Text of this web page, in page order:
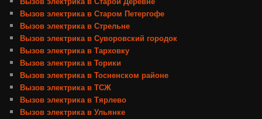
Вызов электрика в Старом Петергофе
Вызов электрика в Стрельне
Вызов электрика в Суворовский городок
Вызов электрика в Тарховку
Вызов электрика в Торики
Вызов электрика в Тосненском районе
Вызов электрика в ТСЖ
Вызов электрика в Тярлево
Вызов электрика в Ульянке